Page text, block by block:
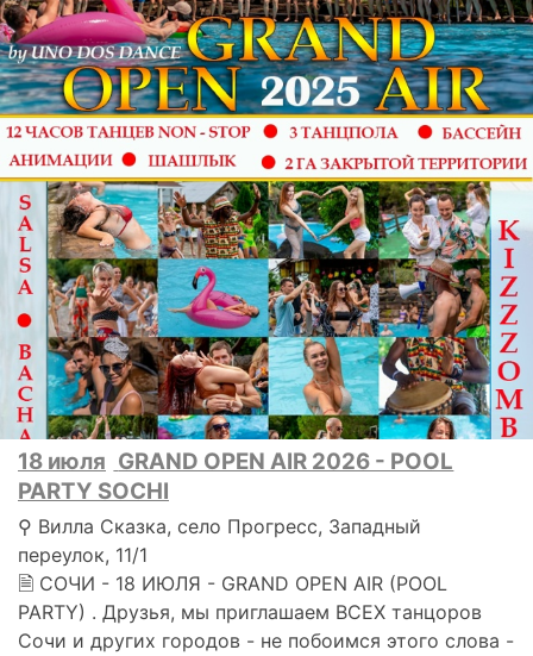
18 июля GRAND OPEN AIR 2026 - POOL
PARTY SOCHI
⚲ Вилла Сказка, село Прогресс, Западный
переулок, 11/1
🗎 СОЧИ - 18 ИЮЛЯ - GRAND OPEN AIR (POOL
PARTY) . Друзья, мы приглашаем ВСЕХ танцоров
Сочи и других городов - не побоимся этого слова -